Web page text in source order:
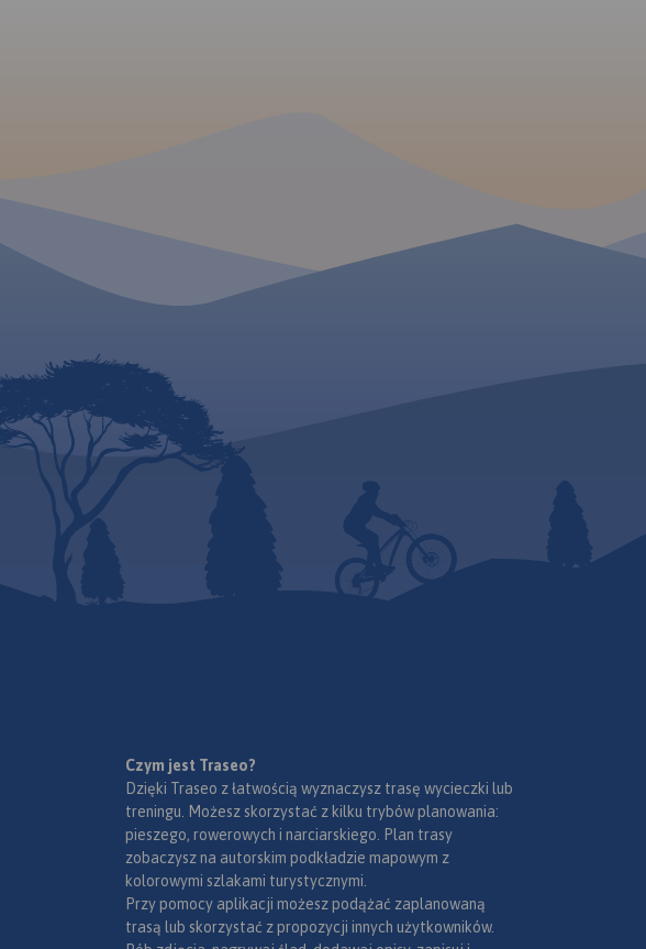
Czym jest Traseo?
Dzięki Traseo z łatwością wyznaczysz trasę wycieczki lub
treningu. Możesz skorzystać z kilku trybów planowania:
pieszego, rowerowych i narciarskiego. Plan trasy
zobaczysz na autorskim podkładzie mapowym z
kolorowymi szlakami turystycznymi.
Przy pomocy aplikacji możesz podążać zaplanowaną
trasą lub skorzystać z propozycji innych użytkowników.